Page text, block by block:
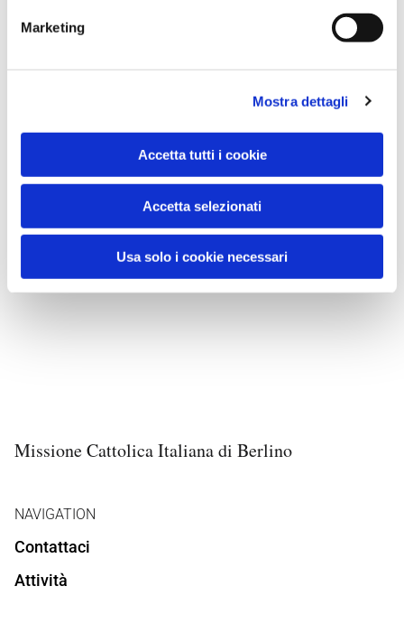
Marketing
Mostra dettagli
Accetta tutti i cookie
Accetta selezionati
Usa solo i cookie necessari
Missione Cattolica Italiana di Berlino
NAVIGATION
Contattaci
Attività